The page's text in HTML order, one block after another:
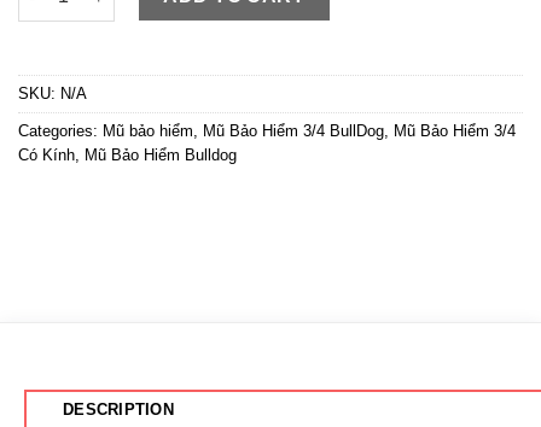
SKU: N/A
Categories: Mũ bảo hiểm, Mũ Bảo Hiểm 3/4 BullDog, Mũ Bảo Hiểm 3/4
Có Kính, Mũ Bảo Hiểm Bulldog
DESCRIPTION